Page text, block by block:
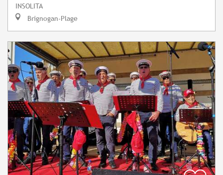
INSOLITA
Brignogan-Plage